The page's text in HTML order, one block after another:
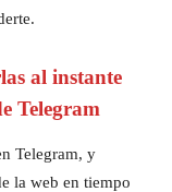
al instante
Telegram
Telegram, y
la web en tiempo